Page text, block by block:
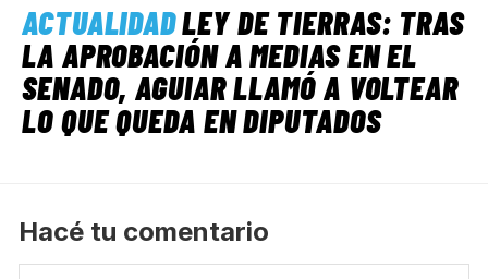
ACTUALIDADLEY DE TIERRAS: TRAS
LA APROBACIÓN A MEDIAS EN EL
SENADO, AGUIAR LLAMÓ A VOLTEAR
LO QUE QUEDA EN DIPUTADOS
Hacé tu comentario